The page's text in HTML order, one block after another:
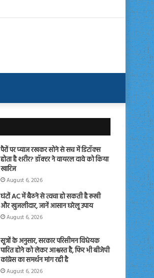
पैरों पर प्याज रखकर सोने से सच में डिटॉक्स
होता है शरीर? डॉक्टर ने वायरल दावे को किया
खारिज
August 6, 2026
घंटों AC में बैठने से त्वचा हो सकती है रूखी
और खुजलीदार, जानें आसान घरेलू उपाय
August 6, 2026
सूत्रों के अनुसार, सरकार परिसीमन विधेयक
पारित होने को लेकर आश्वस्त है, फिर भी बीजेपी
कांग्रेस का समर्थन मांग रही है
August 6, 2026